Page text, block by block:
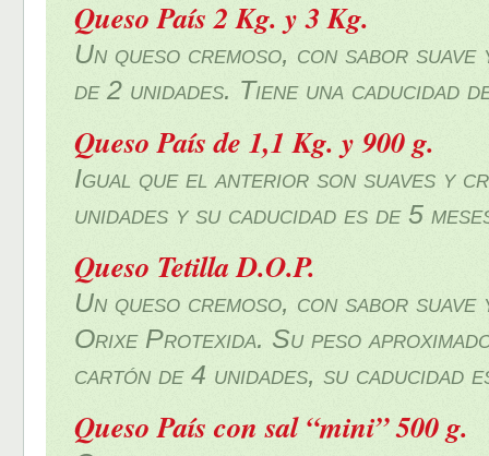
Queso País 2 Kg. y 3 Kg.
Un queso cremoso, con sabor
de 2 unidades. Tiene una caducidad
Queso País de 1,1 Kg. y 900 g.
Igual que el anterior son suaves y
unidades y su caducidad es de 5
Queso Tetilla D.O.P.
Un queso cremoso, con sabor
Orixe Protexida. Su peso
cartón de 4 unidades, su caducidad
Queso País con sal “mini” 500 g.